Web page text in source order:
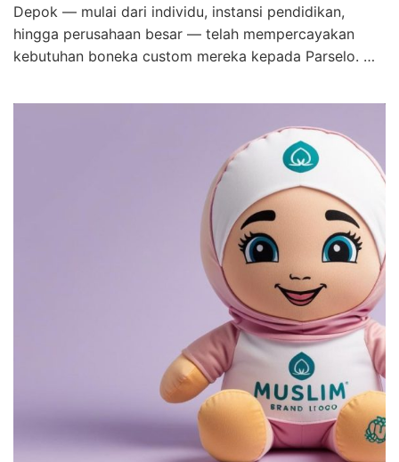
Depok — mulai dari individu, instansi pendidikan,
hingga perusahaan besar — telah mempercayakan
kebutuhan boneka custom mereka kepada Parselo. …